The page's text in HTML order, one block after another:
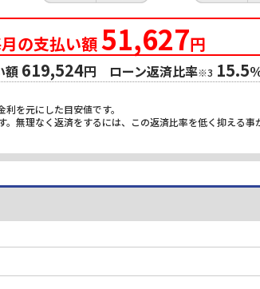
の支払い額51,627円
額 619,524円 ローン返済比率※3 15.5
を元にした目安値です。
理なく返済をするには、この返済比率を低く抑える事